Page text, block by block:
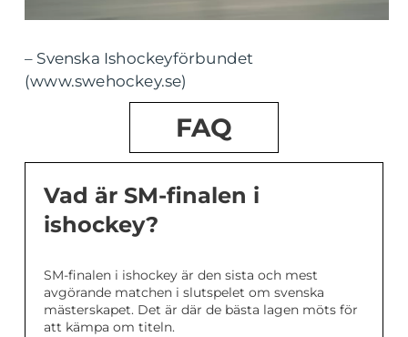
– Svenska Ishockeyförbundet
(www.swehockey.se)
FAQ
Vad är SM-finalen i
ishockey?
SM-finalen i ishockey är den sista och mest
avgörande matchen i slutspelet om svenska
mästerskapet. Det är där de bästa lagen möts för
att kämpa om titeln.